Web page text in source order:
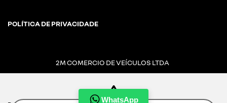
WhatsApp
POLÍTICA DE PRIVACIDADE
2M COMERCIO DE VEÍCULOS LTDA